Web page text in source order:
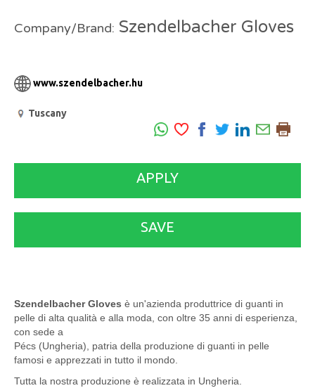
Company/Brand: Szendelbacher Gloves
www.szendelbacher.hu
Tuscany
APPLY
SAVE
Szendelbacher Gloves è un'azienda produttrice di guanti in
pelle di alta qualità e alla moda, con oltre 35 anni di esperienza,
con sede a
Pécs (Ungheria), patria della produzione di guanti in pelle
famosi e apprezzati in tutto il mondo.
Tutta la nostra produzione è realizzata in Ungheria.